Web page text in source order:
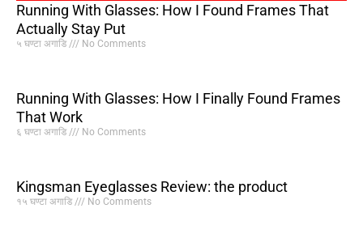
Running With Glasses: How I Found Frames That
Actually Stay Put
५ घण्टा अगाडि No Comments
Running With Glasses: How I Finally Found Frames
That Work
६ घण्टा अगाडि No Comments
Kingsman Eyeglasses Review: the product
१५ घण्टा अगाडि No Comments